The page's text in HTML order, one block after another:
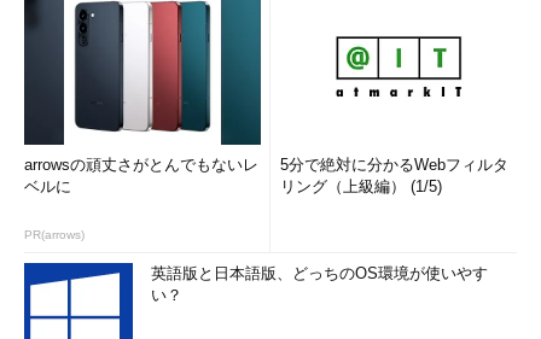
・安全性：互いの成功をどのように支援するか
・基準：何に価値を置いて注意を払うか
自社の価値を評価し、価値に沿って行動するための短いチ
自分が見たい行動を取る。文化は、何を話すか、何をする
行動のガイドラインや基準となる、価値とチーム憲章につ
いて合意を形成する
日々、行動を導くこうした価値に忠実に従い、個人として
arrowsの頑丈さがとんでもないレ
ベルに
PR(arrows)
5分で絶対に分かるWebフィルタ
リング（上級編） (1/5)
英語版と日本語版、どっちのOS環境が使いやす
い？